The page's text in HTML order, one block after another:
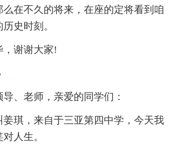
在不久的将来，在座的定将看到咱
史时刻。
，谢谢大家!
、老师，亲爱的同学们：
姜琪，来自于三亚第四中学，今天我
人生。